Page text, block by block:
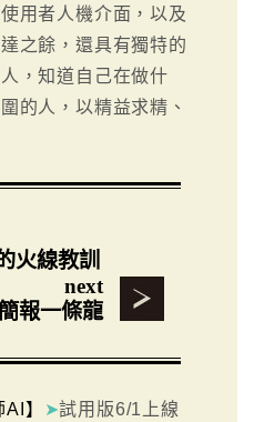
用者人機介面，以及
之餘，還具有獨特的
，知道自己在做什
的人，以精益求精、
火線教訓
next
報一條龍
】 ➤試用版6/1上線